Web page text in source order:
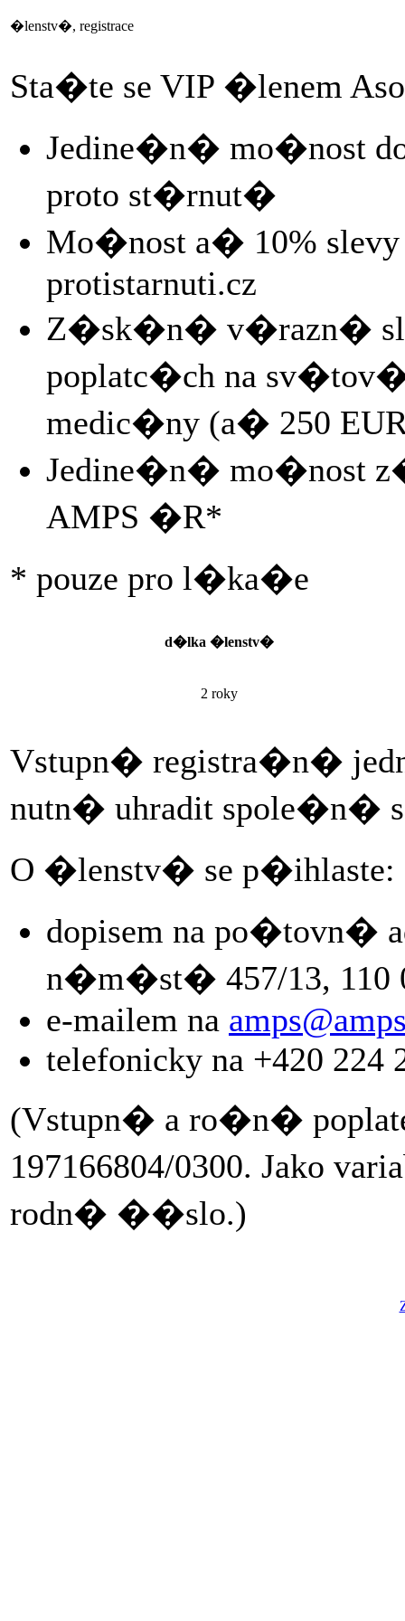
�lenstv�, registrace
Sta�te se VIP �lenem
Jedine�n� mo�nost
proto st�rnut�
Mo�nost a� 10% slevy
protistarnuti.cz
Z�sk�n� v�razn�
poplatc�ch na
medic�ny (a� 250
Jedine�n� mo�nost
AMPS �R*
* pouze pro l�ka�e
d�lka �lenstv�
2 roky
Vstupn� registra�n�
nutn� uhradit spole�n�
O �lenstv� se p�ihlaste:
dopisem na po�tovn�
n�m�st� 457/13, 110
e-mailem na
telefonicky na +420 224
(Vstupn� a ro�n�
197166804/0300. Jako
rodn� ��slo.)